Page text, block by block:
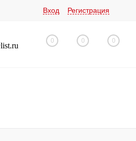
Вход Регистрация
0 0 0